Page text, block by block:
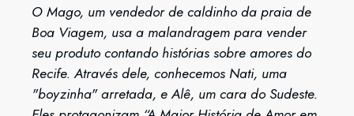
O Mago, um vendedor de caldinho da praia de
Boa Viagem, usa a malandragem para vender
seu produto contando histórias sobre amores do
Recife. Através dele, conhecemos Nati, uma
"boyzinha" arretada, e Alê, um cara do Sudeste.